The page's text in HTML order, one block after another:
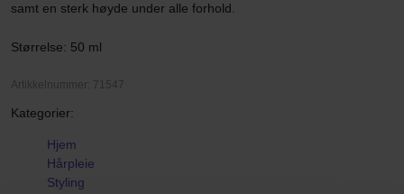
samt en sterk høyde under alle forhold.
Størrelse: 50 ml
Artikkelnummer: 71547
Kategorier:
Hjem
Hårpleie
Styling